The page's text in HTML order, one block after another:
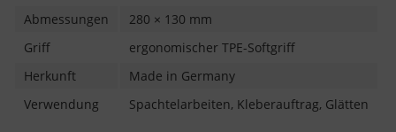
Abmessungen
280 × 130 mm
Griff
ergonomischer TPE-Softgriff
Herkunft
Made in Germany
Verwendung
Spachtelarbeiten, Kleberauftrag, Glätten